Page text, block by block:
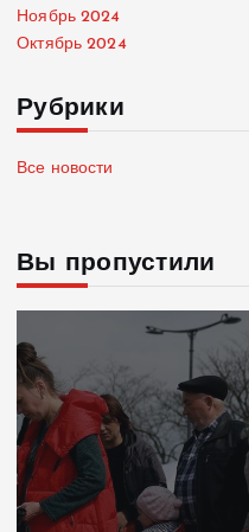
Ноябрь 2024
Октябрь 2024
Рубрики
Все новости
Вы пропустили